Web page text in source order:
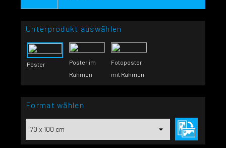
Unterprodukt auswählen
Poster
Poster im
Rahmen
Fotoposter
mit Rahmen
Format wählen